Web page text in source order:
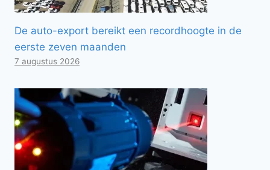
De auto-export bereikt een recordhoogte in de
eerste zeven maanden
7 augustus 2026